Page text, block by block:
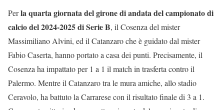
Perla quarta giornata del girone di andata del campionato di
calcio del 2024-2025 di Serie B, il Cosenza del mister
Massimiliano Alvini, ed il Catanzaro che è guidato dal mister
Fabio Caserta, hanno portato a casa dei punti. Precisamente, il
Cosenza ha impattato per 1 a 1 il match in trasferta contro il
Palermo. Mentre il Catanzaro tra le mura amiche, allo stadio
Ceravolo, ha battuto la Carrarese con il risultato finale di 3 a 1.